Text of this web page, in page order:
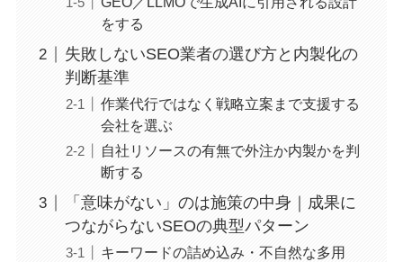
をする
失敗しないSEO業者の選び方と内製化の
判断基準
作業代行ではなく戦略立案まで支援する
会社を選ぶ
自社リソースの有無で外注か内製かを判
断する
「意味がない」のは施策の中身｜成果に
つながらないSEOの典型パターン
キーワードの詰め込み・不自然な多用